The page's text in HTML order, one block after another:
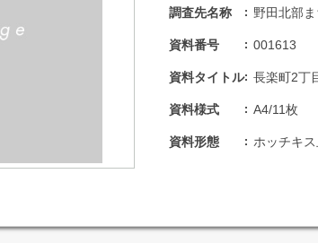
調査先名称 野田北部
資料番号 001613
資料タイトル 長楽町2丁
資料様式 A4/11枚
資料形態 ホッチキ